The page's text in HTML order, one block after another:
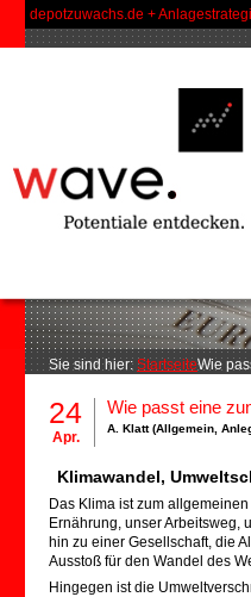
depotzuwachs.de +
Sie sind hier: StartseiteWie
24
Apr.
Wie passt eine
A. Klatt (Allgemein
Klimawandel,
Das Klima ist zum
Ernährung, unser Arbeitsweg,
hin zu einer Gesellschaft, die
Ausstoß für den Wandel des
Hingegen ist die